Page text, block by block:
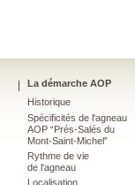
La démarche AOP
Historique
Spécificités de l'agneau
AOP “Prés-Salés du
Mont-Saint-Michel”
Rythme de vie
de l'agneau
Localisation